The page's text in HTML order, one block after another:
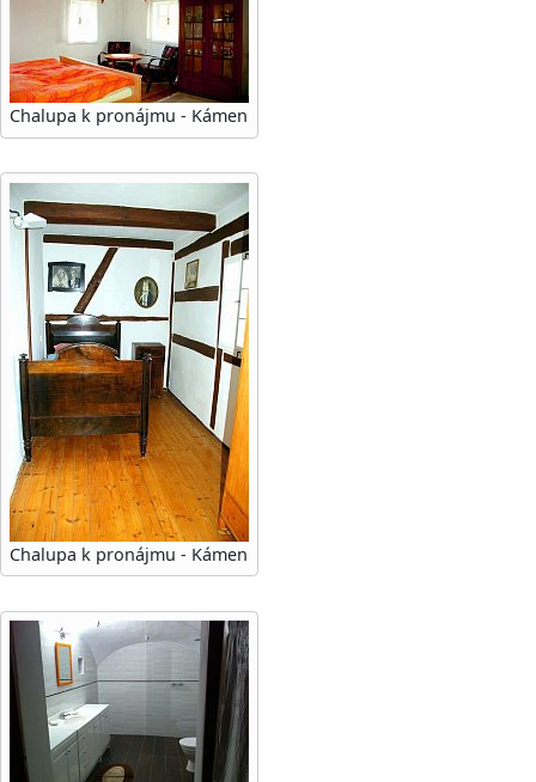
Chalupa k pronájmu - Kámen
Chalupa k pronájmu - Kámen